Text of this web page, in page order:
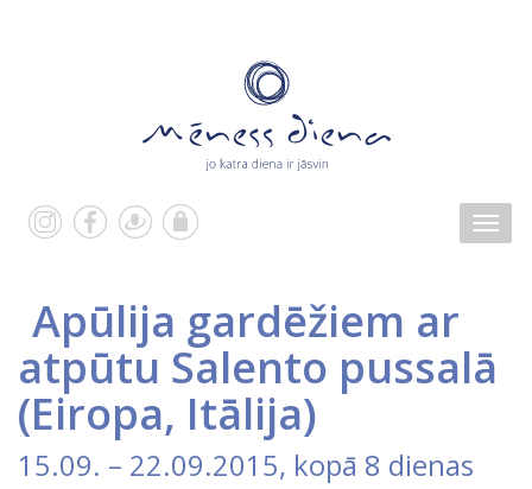
Apūlija gardēžiem ar
atpūtu Salento pussalā
(Eiropa, Itālija)
15.09. – 22.09.2015, kopā 8 dienas